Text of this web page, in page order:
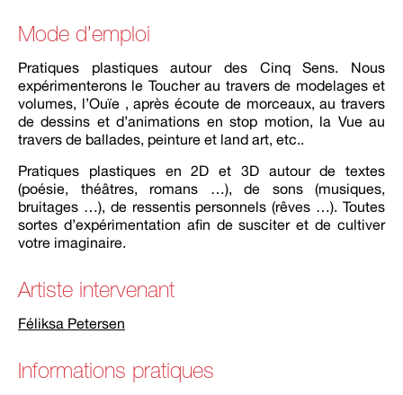
Mode d’emploi
Pratiques plastiques autour des Cinq Sens. Nous
expérimenterons le Toucher au travers de modelages et
volumes, l’Ouïe , après écoute de morceaux, au travers
de dessins et d’animations en stop motion, la Vue au
travers de ballades, peinture et land art, etc..
Pratiques plastiques en 2D et 3D autour de textes
(poésie, théâtres, romans …), de sons (musiques,
bruitages …), de ressentis personnels (rêves …). Toutes
sortes d’expérimentation afin de susciter et de cultiver
votre imaginaire.
Artiste intervenant
Féliksa Petersen
Informations pratiques